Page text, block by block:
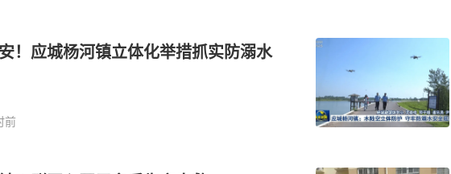
！应城杨河镇立体化举措抓实防溺水
前